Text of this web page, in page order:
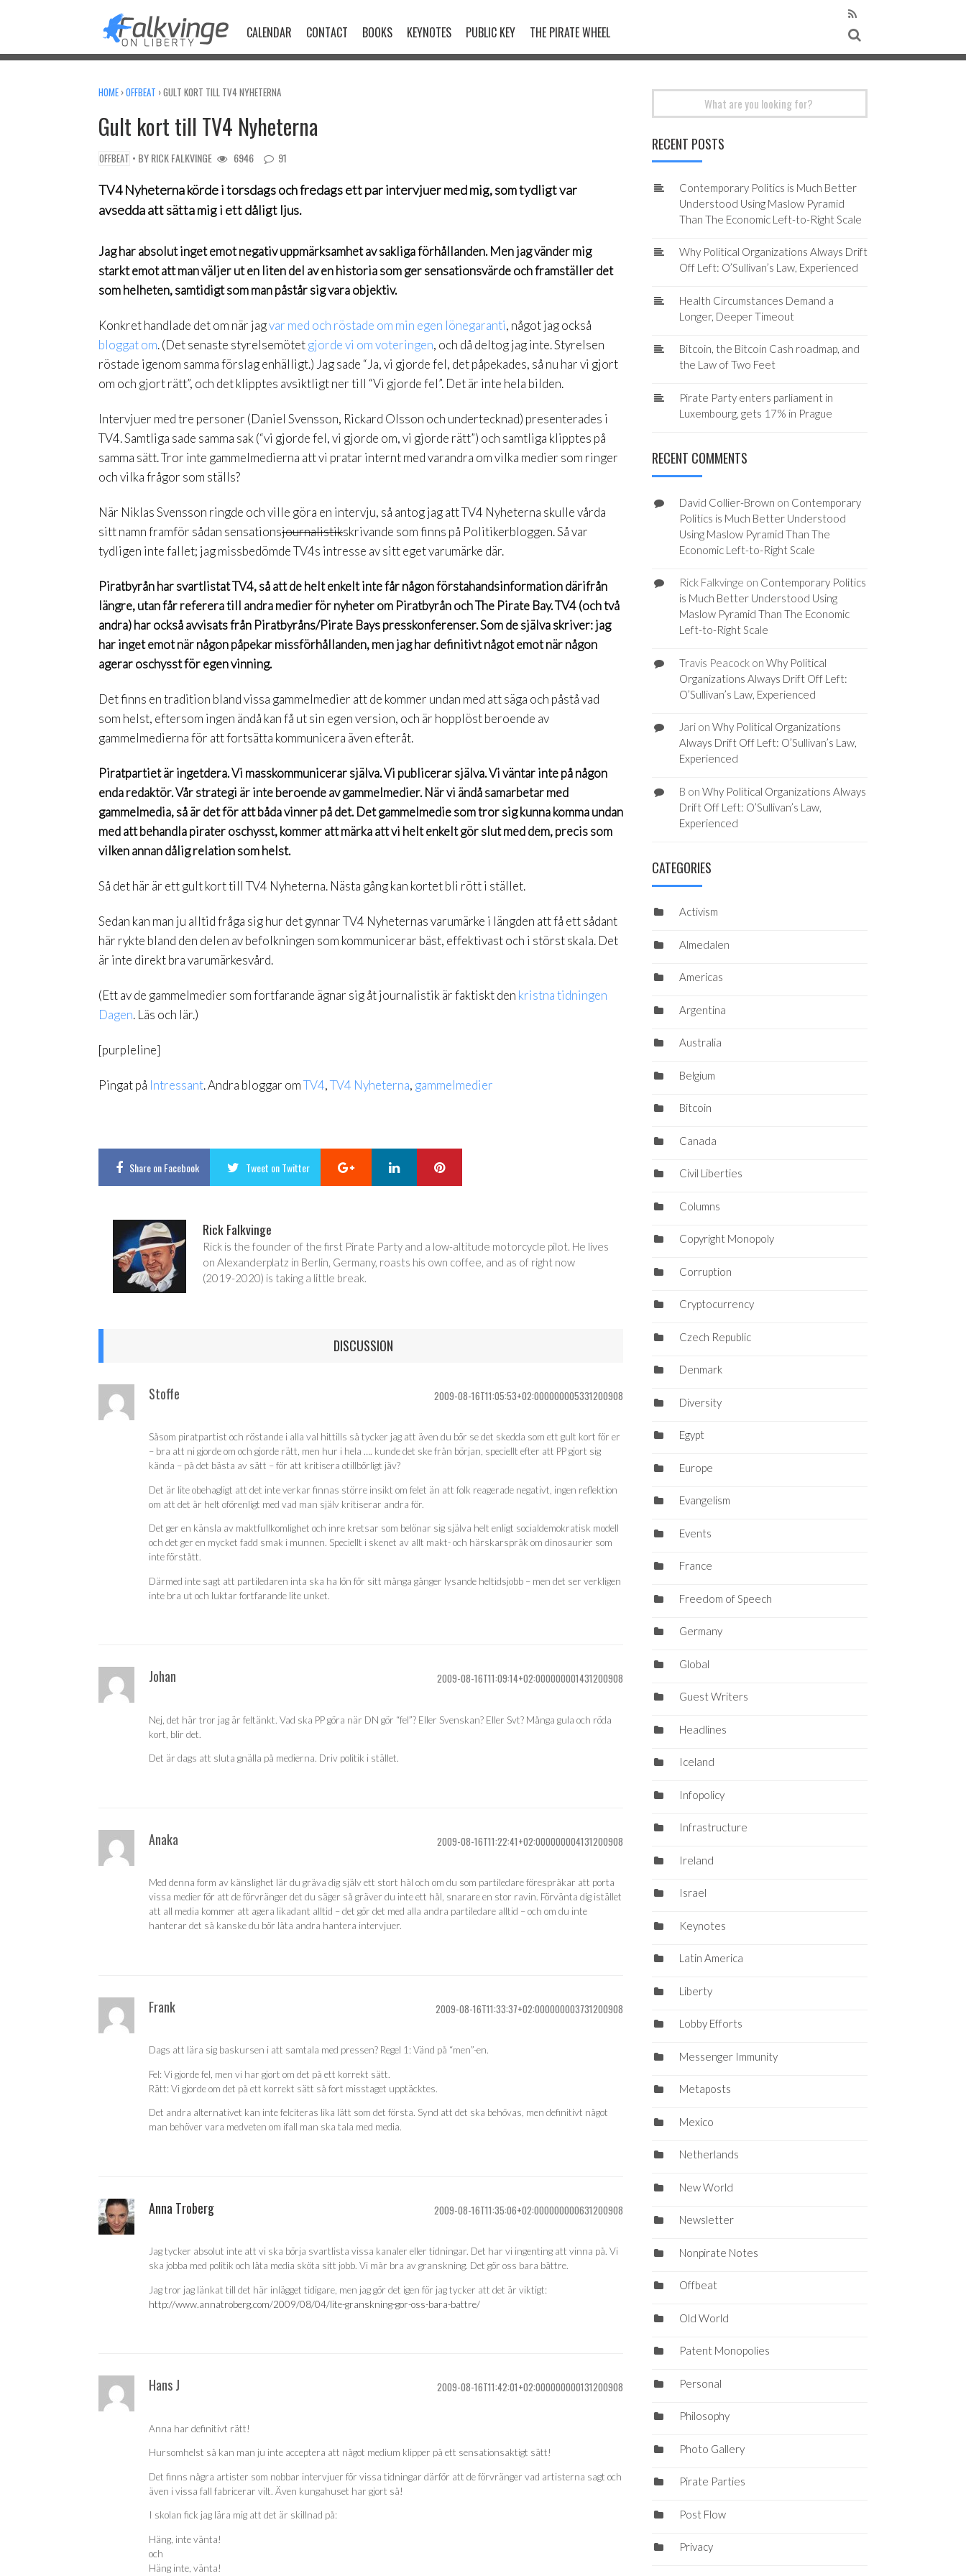
CALENDAR CONTACT BOOKS KEYNOTES PUBLIC KEY THE PIRATE WHEEL
HOME ›OFFBEAT ›GULT KORT TILL TV4 NYHETERNA
Gult kort till TV4 Nyheterna
OFFBEAT • BYRICK FALKVINGE 6946 91
TV4 Nyheterna körde i torsdags och fredags ett par intervjuer med mig, som tydligt var
avsedda att sätta mig i ett dåligt ljus.
Jag har absolut inget emot negativ uppmärksamhet av sakliga förhållanden. Men jag vänder mig
starkt emot att man väljer ut en liten del av en historia som ger sensationsvärde och framställer det
som helheten, samtidigt som man påstår sig vara objektiv.
Konkret handlade det om när jagvar med och röstade om min egen lönegaranti, något jag också
bloggat om. (Det senaste styrelsemötetgjorde vi om voteringen, och då deltog jag inte. Styrelsen
röstade igenom samma förslag enhälligt.) Jag sade “Ja, vi gjorde fel, det påpekades, så nu har vi gjort
om och gjort rätt”, och det klipptes avsiktligt ner till “Vi gjorde fel”. Det är inte hela bilden.
Intervjuer med tre personer (Daniel Svensson, Rickard Olsson och undertecknad) presenterades i
TV4. Samtliga sade samma sak (“vi gjorde fel, vi gjorde om, vi gjorde rätt”) och samtliga klipptes på
samma sätt. Tror inte gammelmedierna att vi pratar internt med varandra om vilka medier som ringer
och vilka frågor som ställs?
När Niklas Svensson ringde och ville göra en intervju, så antog jag att TV4 Nyheterna skulle vårda
sitt namn framför sådan sensationsjournalistikskrivande som finns på Politikerbloggen. Så var
tydligen inte fallet; jag missbedömde TV4s intresse av sitt eget varumärke där.
Piratbyrån har svartlistat TV4, så att de helt enkelt inte får någon förstahandsinformation därifrån
längre, utan får referera till andra medier för nyheter om Piratbyrån och The Pirate Bay. TV4 (och två
andra) har också avvisats från Piratbyråns/Pirate Bays presskonferenser. Som de själva skriver: jag
har inget emot när någon påpekar missförhållanden, men jag har definitivt något emot när någon
agerar oschysst för egen vinning.
Det finns en tradition bland vissa gammelmedier att de kommer undan med att säga och påstå vad
som helst, eftersom ingen ändå kan få ut sin egen version, och är hopplöst beroende av
gammelmedierna för att fortsätta kommunicera även efteråt.
Piratpartiet är ingetdera. Vi masskommunicerar själva. Vi publicerar själva. Vi väntar inte på någon
enda redaktör. Vår strategi är inte beroende av gammelmedier. När vi ändå samarbetar med
gammelmedia, så är det för att båda vinner på det. Det gammelmedie som tror sig kunna komma undan
med att behandla pirater oschysst, kommer att märka att vi helt enkelt gör slut med dem, precis som
vilken annan dålig relation som helst.
Så det här är ett gult kort till TV4 Nyheterna. Nästa gång kan kortet bli rött i stället.
Sedan kan man ju alltid fråga sig hur det gynnar TV4 Nyheternas varumärke i längden att få ett sådant
här rykte bland den delen av befolkningen som kommunicerar bäst, effektivast och i störst skala. Det
är inte direkt bra varumärkesvård.
(Ett av de gammelmedier som fortfarande ägnar sig åt journalistik är faktiskt den kristna tidningen
Dagen. Läs och lär.)
[purpleline]
Pingat på Intressant. Andra bloggar omTV4,TV4 Nyheterna, gammelmedier
Shareon Facebook Tweet on Twitter Google+ LinkedIn
Rick Falkvinge
Rick is the founder of the first Pirate Party and a low-altitude motorcycle pilot. He lives
on Alexanderplatz in Berlin, Germany, roasts his own coffee, and as of right now
(2019-2020) is taking a little break.
DISCUSSION
Stoffe 2009-08-16T11:05:53+02:000000005331200908
Såsom piratpartist och röstande i alla val hittills så tycker jag att även du bör se det skedda som ett gult kort för er
– bra att ni gjorde om och gjorde rätt, men hur i hela …. kunde det ske från början, speciellt efter att PP gjort sig
kända – på det bästa av sätt – för att kritisera otillbörligt jäv?
Det är lite obehagligt att det inte verkar finnas större insikt om felet än att folk reagerade negativt, ingen reflektion
om att det är helt oförenligt med vad man själv kritiserar andra för.
Det ger en känsla av maktfullkomlighet och inre kretsar som belönar sig själva helt enligt socialdemokratisk modell
och det ger en mycket fadd smak i munnen. Speciellt i skenet av allt makt- och härskarspråk om dinosaurier som
inte förstått.
Därmed inte sagt att partiledaren inta ska ha lön för sitt många gånger lysande heltidsjobb – men det ser verkligen
inte bra ut och luktar fortfarande lite unket.
Johan 2009-08-16T11:09:14+02:000000001431200908
Nej, det här tror jag är feltänkt. Vad ska PP göra när DN gör “fel”? Eller Svenskan? Eller Svt? Många gula och röda
kort, blir det.
Det är dags att sluta gnälla på medierna. Driv politik i stället.
Anaka 2009-08-16T11:22:41+02:000000004131200908
Med denna form av känslighet lär du gräva dig själv ett stort hål och om du som partiledare förespråkar att porta
vissa medier för att de förvränger det du säger så gräver du inte ett hål, snarare en stor ravin. Förvänta dig istället
att all media kommer att agera likadant alltid – det gör det med alla andra partiledare alltid – och om du inte
hanterar det så kanske du bör låta andra hantera intervjuer.
Frank 2009-08-16T11:33:37+02:000000003731200908
Dags att lära sig baskursen i att samtala med pressen? Regel 1: Vänd på “men”-en.
Fel: Vi gjorde fel, men vi har gjort om det på ett korrekt sätt.
Rätt: Vi gjorde om det på ett korrekt sätt så fort misstaget upptäcktes.
Det andra alternativet kan inte felciteras lika lätt som det första. Synd att det ska behövas, men definitivt något
man behöver vara medveten om ifall man ska tala med media.
Anna Troberg 2009-08-16T11:35:06+02:000000000631200908
Jag tycker absolut inte att vi ska börja svartlista vissa kanaler eller tidningar. Det har vi ingenting att vinna på. Vi
ska jobba med politik och låta media sköta sitt jobb. Vi mår bra av granskning. Det gör oss bara bättre.
Jag tror jag länkat till det här inlägget tidigare, men jag gör det igen för jag tycker att det är viktigt:
http://www.annatroberg.com/2009/08/04/lite-granskning-gor-oss-bara-battre/
Hans J 2009-08-16T11:42:01+02:000000000131200908
Anna har definitivt rätt!
Hursomhelst så kan man ju inte acceptera att något medium klipper på ett sensationsaktigt sätt!
Det finns några artister som nobbar intervjuer för vissa tidningar därför att de förvränger vad artisterna sagt och
även i vissa fall fabricerar vilt. Även kungahuset har gjort så!
I skolan fick jag lära mig att det är skillnad på:
Häng, inte vänta!
och
Häng inte, vänta!
RECENT POSTS
Contemporary Politics is Much Better
Understood Using Maslow Pyramid
Than The Economic Left-to-Right Scale
Why Political Organizations Always Drift
Off Left: O’Sullivan’s Law, Experienced
Health Circumstances Demand a
Longer, Deeper Timeout
Bitcoin, the Bitcoin Cash roadmap, and
the Law of Two Feet
Pirate Party enters parliament in
Luxembourg, gets 17% in Prague
RECENT COMMENTS
David Collier-Brown on Contemporary
Politics is Much Better Understood
Using Maslow Pyramid Than The
Economic Left-to-Right Scale
Rick Falkvinge on Contemporary Politics
is Much Better Understood Using
Maslow Pyramid Than The Economic
Left-to-Right Scale
Travis Peacockon Why Political
Organizations Always Drift Off Left:
O’Sullivan’s Law, Experienced
Jarion Why Political Organizations
Always Drift Off Left: O’Sullivan’s Law,
Experienced
B on Why Political Organizations Always
Drift Off Left: O’Sullivan’s Law,
Experienced
CATEGORIES
Activism
Almedalen
Americas
Argentina
Australia
Belgium
Bitcoin
Canada
Civil Liberties
Columns
Copyright Monopoly
Corruption
Cryptocurrency
Czech Republic
Denmark
Diversity
Egypt
Europe
Evangelism
Events
France
Freedom of Speech
Germany
Global
Guest Writers
Headlines
Iceland
Infopolicy
Infrastructure
Ireland
Israel
Keynotes
Latin America
Liberty
Lobby Efforts
Messenger Immunity
Metaposts
Mexico
Netherlands
New World
Newsletter
Nonpirate Notes
Offbeat
Old World
Patent Monopolies
Personal
Philosophy
Photo Gallery
Pirate Parties
Post Flow
Privacy